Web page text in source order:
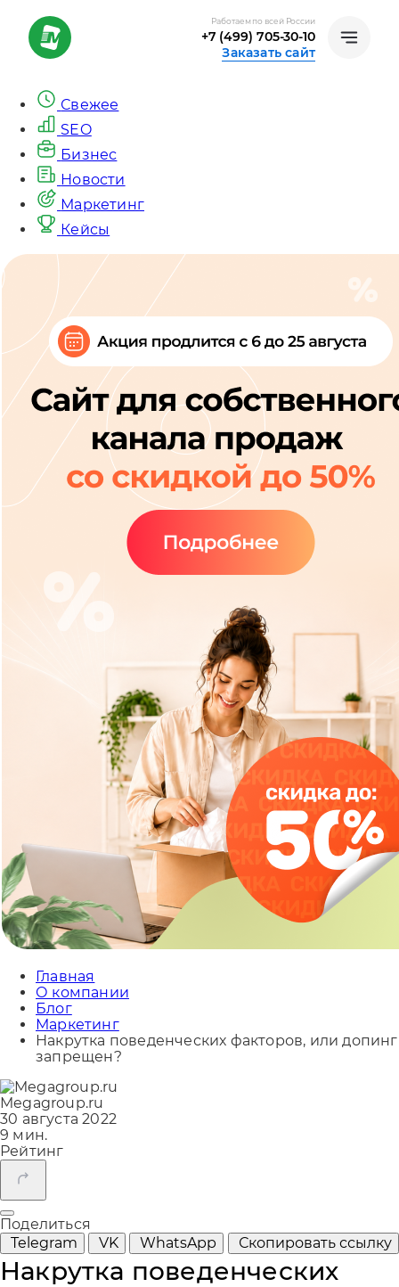
Работаем по всей России
+7 (499) 705-30-10
Заказать сайт
Свежее
SEO
Бизнес
Новости
Маркетинг
Кейсы
Главная
О компании
Блог
Маркетинг
Накрутка поведенческих факторов, или допинг
запрещен?
Megagroup.ru
30 августа 2022
9 мин.
Рейтинг
Поделиться
Telegram
VK WhatsApp Скопировать ссылку
Накрутка поведенческих